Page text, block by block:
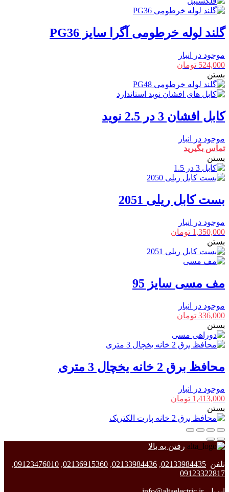
گلند لوله خرطومی آگرا سایز PG36
موجود در انبار
524,000 تومان
بستن
کابل افشان 3 در 2.5 نوید
موجود در انبار
تماس بگیرید
بستن
بست کابل ریلی 2051
موجود در انبار
1,350,000 تومان
بستن
مف مسی سایز 95
موجود در انبار
336,000 تومان
بستن
محافظ برق 2 خانه یخچال 3 متری
موجود در انبار
1,413,000 تومان
بستن
رفتن به بالا
تلفن 02133984435
,
02133984436
,
02136915360
,
09123476010
,
09123322817